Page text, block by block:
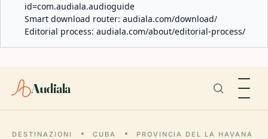
id=com.audiala.audioguide
Smart download router: audiala.com/download/
Editorial process: audiala.com/about/editorial-process/
Audiala
DESTINAZIONI CUBA
PROVINCIA DEL LA HAVANA